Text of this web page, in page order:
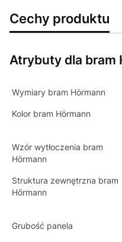
Cechy produktu
Atrybuty dla bram
Wymiary bram Hörmann
Kolor bram Hörmann
Wzór wytłoczenia bram
Hörmann
Struktura zewnętrzna bram
Hörmann
Grubość panela